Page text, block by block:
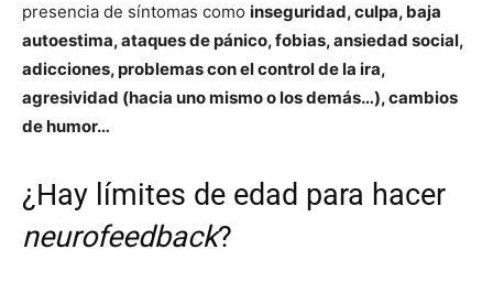
presencia de síntomas como inseguridad, culpa, baja
autoestima, ataques de pánico, fobias, ansiedad social,
adicciones, problemas con el control de la ira,
agresividad (hacia uno mismo o los demás…), cambios
de humor…
¿Hay límites de edad para hacer
neurofeedback?